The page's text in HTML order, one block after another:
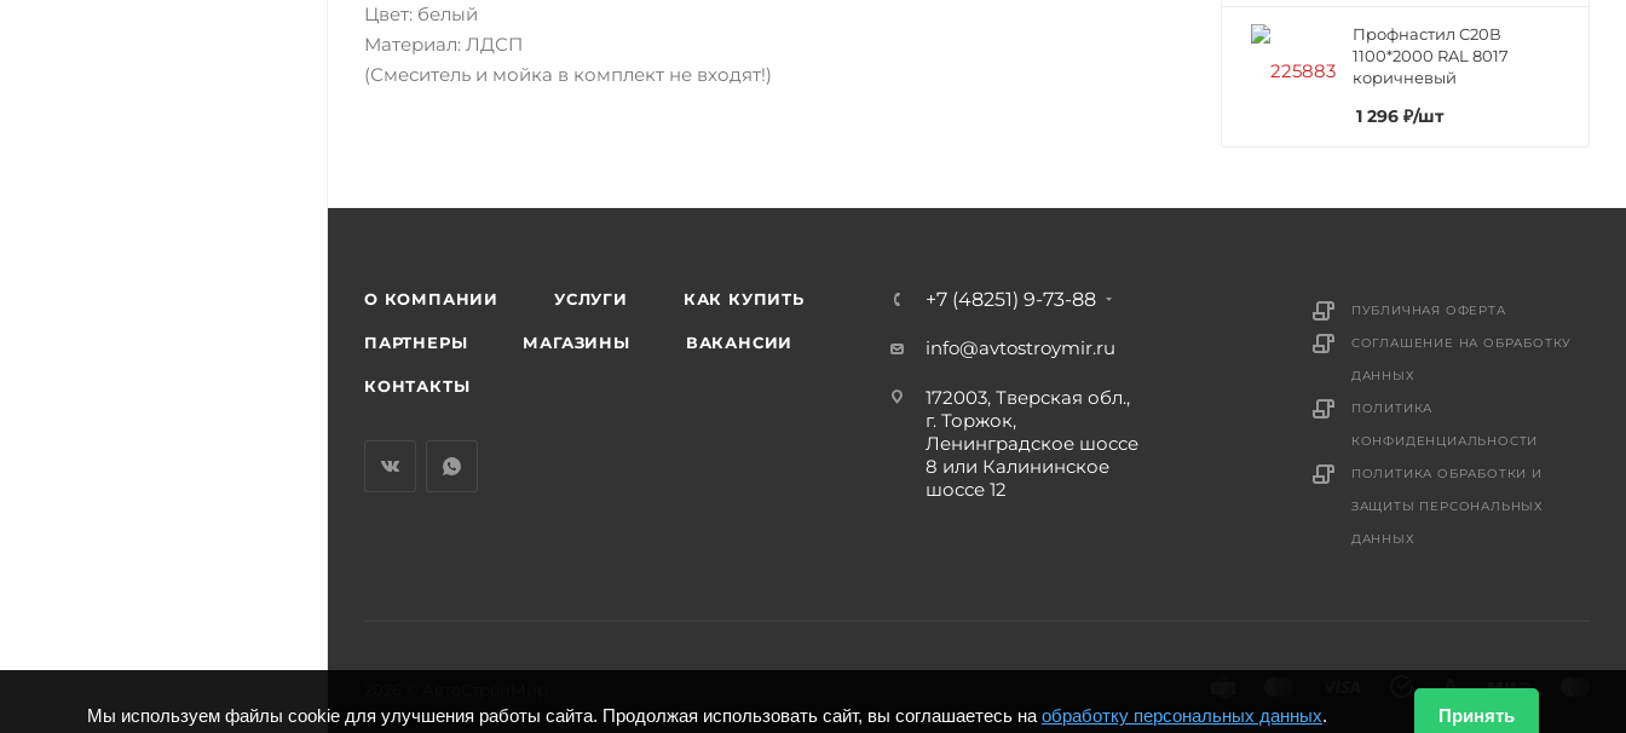
Цвет: белый
Материал: ЛДСП
(Смеситель и мойка в комплект не входят!)
Профнастил C20В
1100*2000 RAL 8017
коричневый
1 296 ₽/шт
О КОМПАНИИ УСЛУГИ КАК КУПИТЬ
ПАРТНЕРЫ МАГАЗИНЫ ВАКАНСИИ
КОНТАКТЫ
+7 (48251) 9-73-88
info@avtostroymir.ru
172003, Тверская обл.,
г. Торжок,
Ленинградское шоссе
8 или Калининское
шоссе 12
ПУБЛИЧНАЯ ОФЕРТА
СОГЛАШЕНИЕ НА ОБРАБОТКУ
ДАННЫХ
ПОЛИТИКА
КОНФИДЕНЦИАЛЬНОСТИ
ПОЛИТИКА ОБРАБОТКИ И
ЗАЩИТЫ ПЕРСОНАЛЬНЫХ
ДАННЫХ
Мы используем файлы cookie для улучшения работы сайта. Продолжая использовать сайт, вы соглашаетесь на обработку персональных данных. Принять